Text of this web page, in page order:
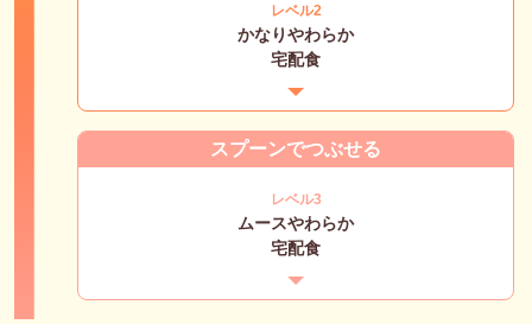
レベル2
かなりやわらか
宅配食
スプーンでつぶせる
レベル3
ムースやわらか
宅配食